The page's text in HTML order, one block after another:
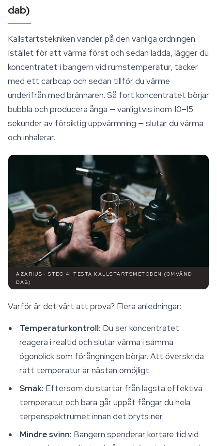
dab)
Kallstartstekniken vänder på den vanliga ordningen.
Istället för att värma först och sedan ladda, lägger du
koncentratet i bangern vid rumstemperatur, täcker
med ett carbcap och sedan tillför du värme
underifrån med brännaren. Så fort koncentratet börjar
bubbla och producera ånga — vanligtvis inom 10–15
sekunder av försiktig uppvärmning — slutar du värma
och inhalerar.
AZARIUS · STEG 4: TESTA KALLSTARTSMETODEN (OMVÄND
DAB)
Varför är det värt att prova? Flera anledningar:
Temperaturkontroll: Du ser koncentratet
reagera i realtid och slutar värma i samma
ögonblick som förångningen börjar. Att överskrida
rätt temperatur är nästan omöjligt.
Smak: Eftersom du startar från lägsta effektiva
temperatur och bara går uppåt fångar du hela
terpenspektrumet innan det bryts ner.
Mindre svinn: Bangern spenderar kortare tid vid